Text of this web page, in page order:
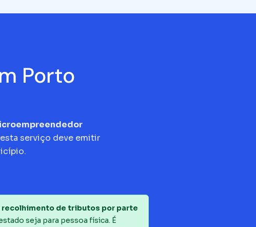
Porto
serviço deve emitir
recolhimento de tributos por parte
seja para pessoa física. É